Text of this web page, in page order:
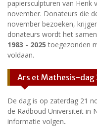
papiersculpturen van Henk
november. Donateurs die
november bezoeken,
donateurs wordt het
1983 - 2025 toegezonden
voldaan.
Ars et Mathesis-dag
De dag is op zaterdag 21
de Radboud Universiteit in
informatie volgen.